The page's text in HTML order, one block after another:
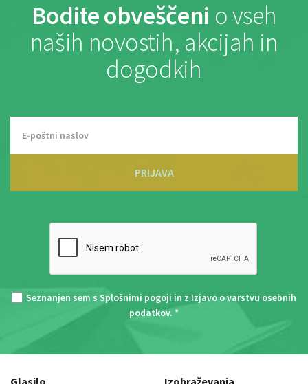
Bodite obveščeni o vseh
naših novostih, akcijah in
dogodkih
PRIJAVA
Seznanjen sem s Splošnimi pogoji in z Izjavo o varstvu osebnih
podatkov. *
Glasilo
Izobraževanja